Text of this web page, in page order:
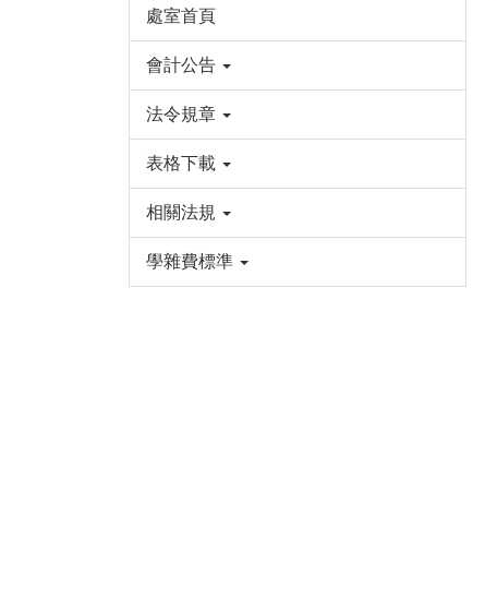
處室首頁
會計公告
法令規章
表格下載
相關法規
學雜費標準